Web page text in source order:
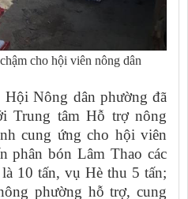
cho hội viên nông dân
Hội Nông dân phường đã
Trung tâm Hỗ trợ nông
cung ứng cho hội viên
phân bón Lâm Thao các
10 tấn, vụ Hè thu 5 tấn;
phường hỗ trợ, cung